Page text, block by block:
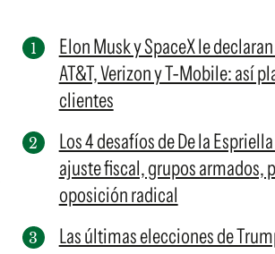
Elon Musk y SpaceX le
AT&T, Verizon y T-Mobile: así
clientes
Los 4 desafíos de De la
ajuste fiscal, grupos armados,
oposición radical
Las últimas elecciones de